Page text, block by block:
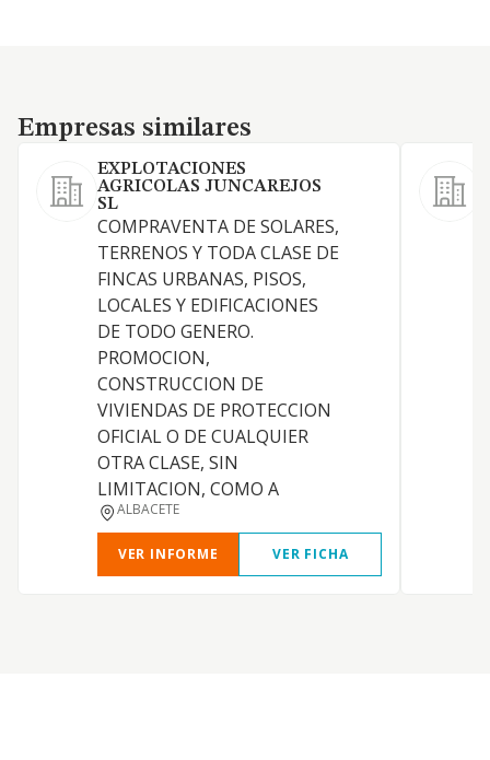
Empresas similares
Empresas similares
EXPLOTACIONES
AGRICOLAS JUNCAREJOS
SL
COMPRAVENTA DE SOLARES,
TERRENOS Y TODA CLASE DE
FINCAS URBANAS, PISOS,
LOCALES Y EDIFICACIONES
DE TODO GENERO.
PROMOCION,
CONSTRUCCION DE
VIVIENDAS DE PROTECCION
OFICIAL O DE CUALQUIER
OTRA CLASE, SIN
LIMITACION, COMO A
ALBACETE
VER INFORME VER FICHA